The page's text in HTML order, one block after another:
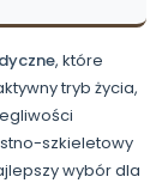
, które
tryb życia,
szkieletowy
wybór dla